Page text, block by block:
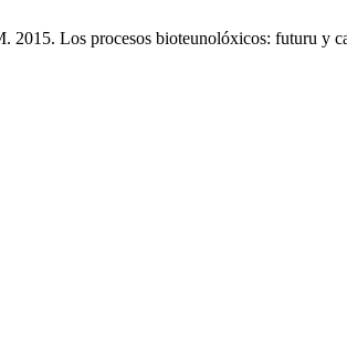
2015. Los procesos bioteunolóxicos: futuru y